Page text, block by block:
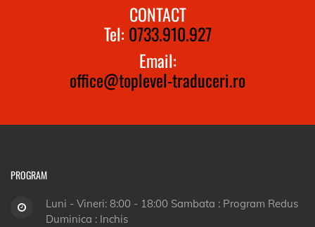
CONTACT
Tel: 0733.910.927
Email:
office@toplevel-traduceri.ro
PROGRAM
Luni - Vineri: 8:00 - 18:00 Sambata : Program Redus
Duminica : Inchis